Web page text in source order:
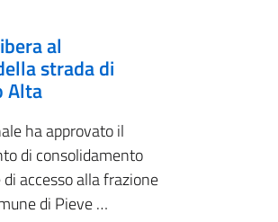
al
strada di
Alta
ha approvato il
di consolidamento
accesso alla frazione
di Pieve …